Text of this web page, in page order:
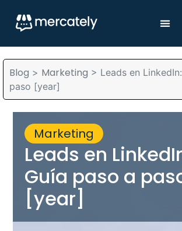
Blog > Marketing > Leads en
paso [year]
Marketing
Leads en
Guía paso a
[year]